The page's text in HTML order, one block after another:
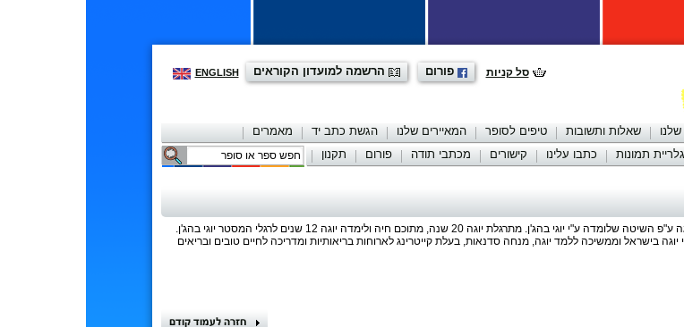
ENGLISH הרשמה למועדון הקוראים פורום סל קניות
שאלות ותשובות טיפים לסופר המאיירים שלנו הגשת כתב יד
מאמרים
גלריית תמונות כתבו עלינו קישורים מכתבי תודה פורום תקנון יצירת קשר
לקונדליני יוגה ע"פ השיטה שלומדה ע"י יוגי בהג'ן. מתרגלת יוגה 20 שנה, מתוכם חיה ולימדה יוגה 12 שנים לרגלי המסטר יוגי בהג'ן.
בישראל וממשיכה ללמד יוגה, מנחה סדנאות, בעלת קייטרינג לארוחות בריאותיות ומדריכה לחיים טובים ובריאים